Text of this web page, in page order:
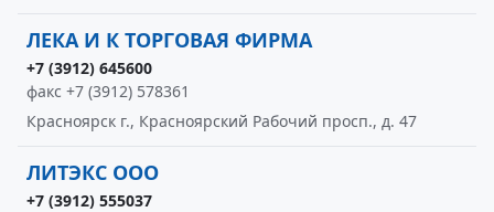
ЛЕКА И К ТОРГОВАЯ ФИРМА
+7 (3912) 645600
факс +7 (3912) 578361
Красноярск г., Красноярский Рабочий просп., д. 47
ЛИТЭКС ООО
+7 (3912) 555037